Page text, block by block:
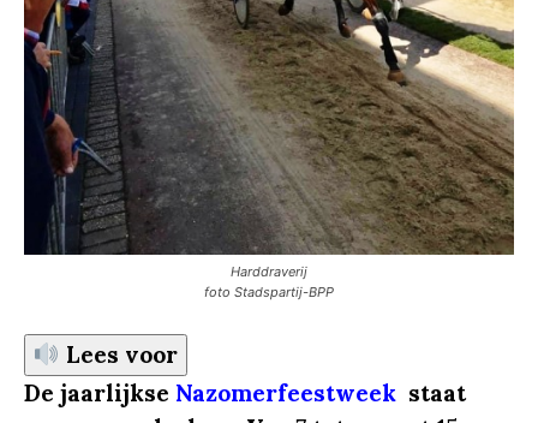
Harddraverij
foto Stadspartij-BPP
Lees voor
De jaarlijkse Nazomerfeestweek staat